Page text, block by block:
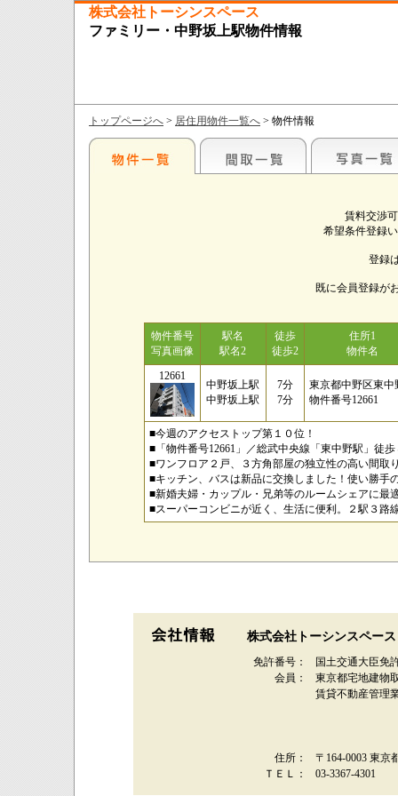
株式会社トーシンスペース
ファミリー・中野坂上駅物件情報
トップページへ > 居住用物件一覧へ > 物件情報
賃料交渉
希望条件登録
登録
既に会員登録が
物件番号
写真画像
駅名
駅名2
徒歩
徒歩2
住所1
物件名
12661
中野坂上駅
中野坂上駅
7分
7分
東京都中野区東中
物件番号12661
■今週のアクセストップ第１０位！
■「物件番号12661」／総武中央線「東中野駅」徒
■ワンフロア２戸、３方角部屋の独立性の高い間取
■キッチン、バスは新品に交換しました！使い勝手
■新婚夫婦・カップル・兄弟等のルームシェアに最
■スーパーコンビニが近く、生活に便利。２駅３路
株式会社トーシンスペース
免許番号：
国土交通大臣免
会員：
東京都宅地建物
賃貸不動産管理
住所：
〒164-0003 東京
ＴＥＬ：
03-3367-4301